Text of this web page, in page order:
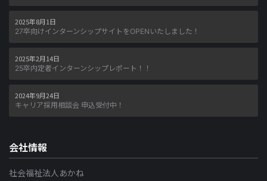
27卒向けインターンシップサイトをOPENいたしました！
2025年8月1日
25卒内定者インターンシップレポート！！
2025年2月14日
キャリア採用相談会 申込受付中！
2024年9月24日
会社情報
社会福祉法人あかね